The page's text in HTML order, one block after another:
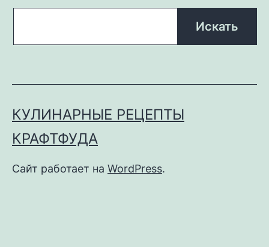
КУЛИНАРНЫЕ РЕЦЕПТЫ
КРАФТФУДА
Сайт работает на WordPress.